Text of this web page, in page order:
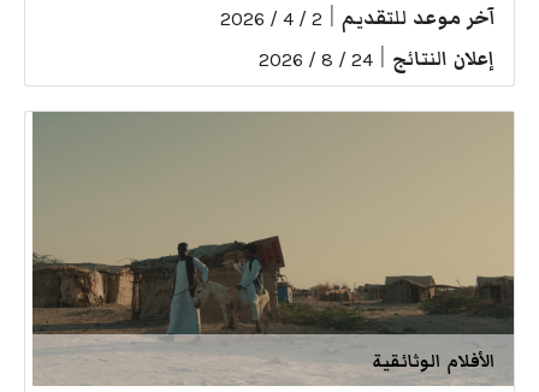
آخر موعد للتقديم 2 / 4 / 2026
إعلان النتائج 24 / 8 / 2026
الأفلام الوثائقية